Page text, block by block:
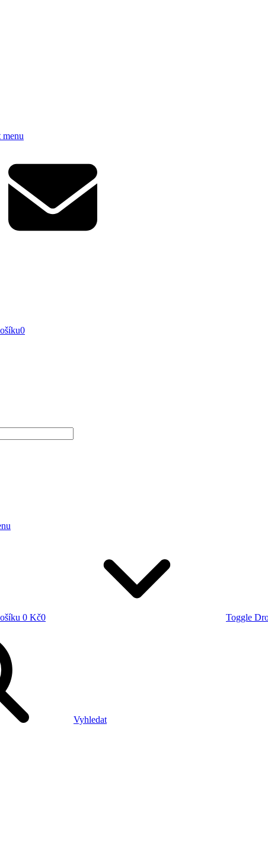
0
0 Kč0
Toggle
Vyhledat